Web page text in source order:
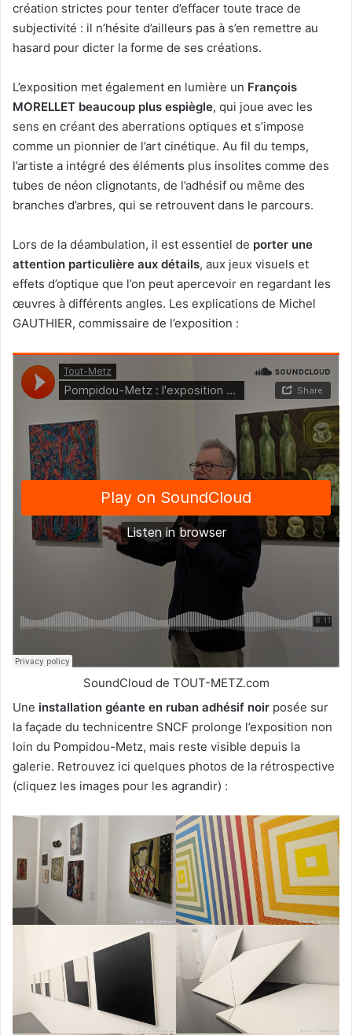
création strictes pour tenter d’effacer toute trace de
subjectivité : il n’hésite d’ailleurs pas à s’en remettre au
hasard pour dicter la forme de ses créations.
L’exposition met également en lumière un François
MORELLET beaucoup plus espiègle, qui joue avec les
sens en créant des aberrations optiques et s’impose
comme un pionnier de l’art cinétique. Au fil du temps,
l’artiste a intégré des éléments plus insolites comme des
tubes de néon clignotants, de l’adhésif ou même des
branches d’arbres, qui se retrouvent dans le parcours.
Lors de la déambulation, il est essentiel de porter une
attention particulière aux détails, aux jeux visuels et
effets d’optique que l’on peut apercevoir en regardant les
œuvres à différents angles. Les explications de Michel
GAUTHIER, commissaire de l’exposition :
SoundCloud de TOUT-METZ.com
Une installation géante en ruban adhésif noir posée sur
la façade du technicentre SNCF prolonge l’exposition non
loin du Pompidou-Metz, mais reste visible depuis la
galerie. Retrouvez ici quelques photos de la rétrospective
(cliquez les images pour les agrandir) :